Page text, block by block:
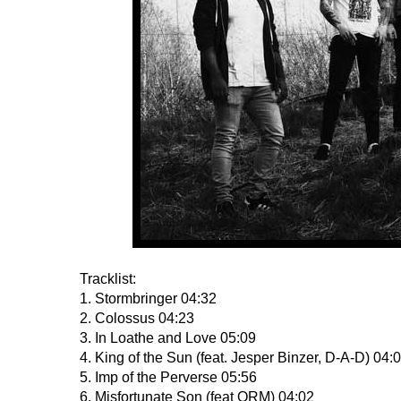
Tracklist:
1. Stormbringer 04:32
2. Colossus 04:23
3. In Loathe and Love 05:09
4. King of the Sun (feat. Jesper Binzer, D-A-D)
5. Imp of the Perverse 05:56
6. Misfortunate Son (feat ORM) 04:02